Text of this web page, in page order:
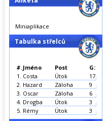
Miniaplikace
Tabulka střelců
#.Jméno Post
G:
1. Costa Útok
17
2. Hazard Záloha
9
3. Oscar Záloha
6
4. Drogba Útok
3
5. Rémy Útok 3